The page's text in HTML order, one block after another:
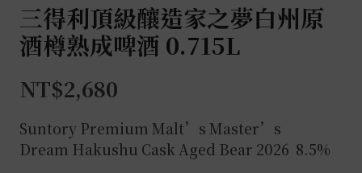
三得利頂級釀造家之夢白州原
酒樽熟成啤酒 0.715L
NT$2,680
Suntory Premium Malt’s Master’s
Dream Hakushu Cask Aged Bear 2026 8.5%